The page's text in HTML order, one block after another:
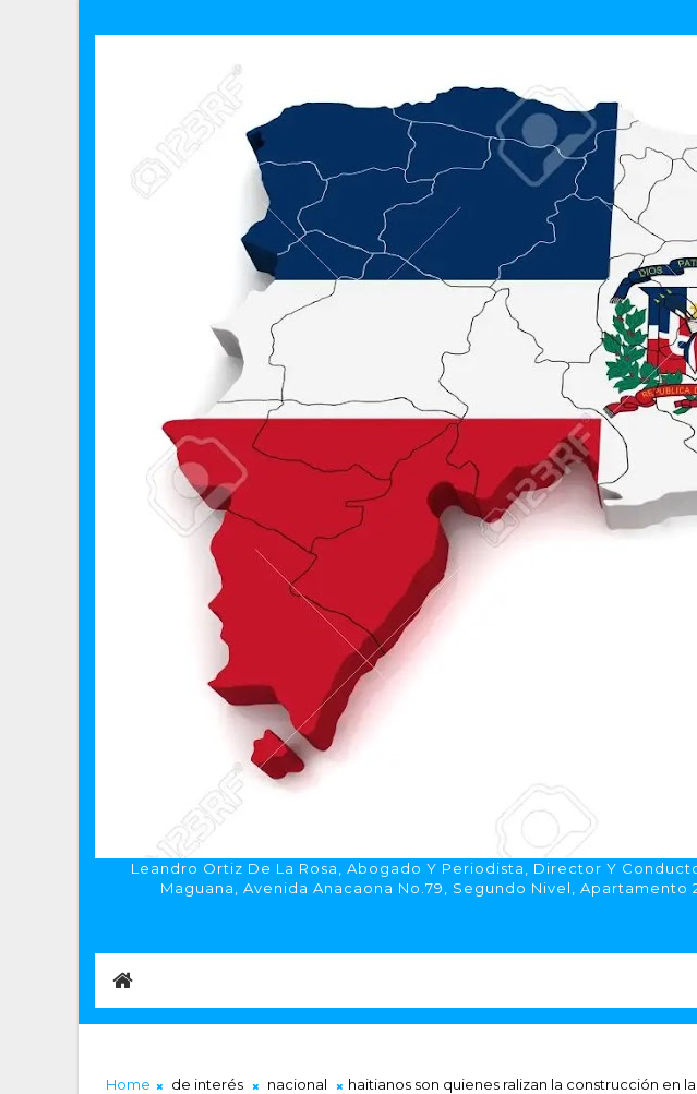
Leandro Ortiz De La Rosa, Abogado Y Periodista, Director Y
Maguana, Avenida Anacaona No.79, Segundo Nivel, Apartamento
Home de interés nacional haitianos son quienes ralizan la construcción en la